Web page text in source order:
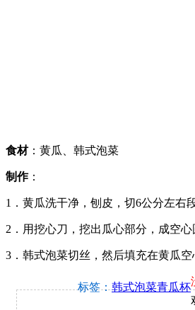
食材：黄瓜、韩式泡菜
制作：
1．黄瓜洗干净，刨皮，切6公分左右段
2．用挖心刀，挖出瓜心部分，成空心
3．韩式泡菜切丝，然后填充在黄瓜
标签：韩式泡菜青瓜杯